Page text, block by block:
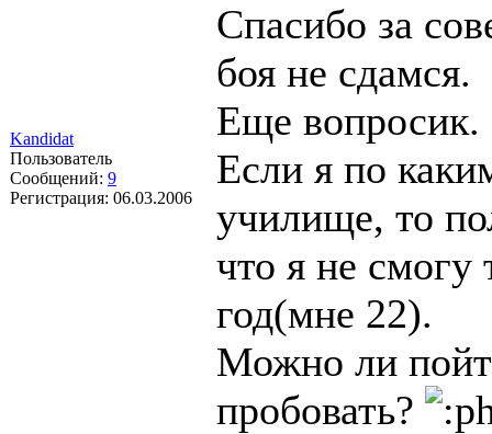
Kandidat
Пользователь
Сообщений: 9
Регистрация: 06.03.2006
Спасибо за
боя не сдамся.
Еще вопросик.
Если я по
училище, то
что я не
год(мне 22).
Можно ли
пробовать?